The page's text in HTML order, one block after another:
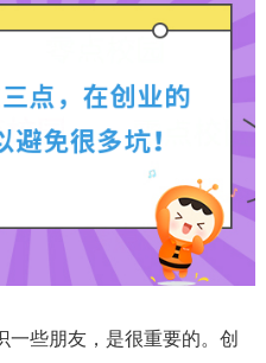
些朋友，是很重要的。创